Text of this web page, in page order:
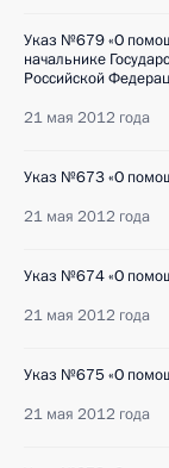
Указ №679 «О
начальнике
Российской
21 мая 2012 года
Указ №673 «О
21 мая 2012 года
Указ №674 «О
21 мая 2012 года
Указ №675 «О
21 мая 2012 года